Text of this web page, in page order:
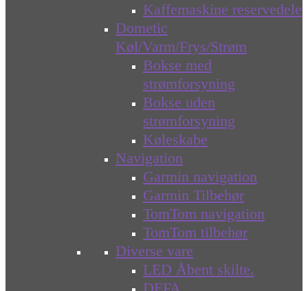
Kaffemaskine reservedele
Dometic
Køl/Varm/Frys/Strøm
Bokse med
strømforsyning
Bokse uden
strømforsyning
Køleskabe
Navigation
Garmin navigation
Garmin Tilbehør
TomTom navigation
TomTom tilbehør
Diverse vare
LED Åbent skilte.